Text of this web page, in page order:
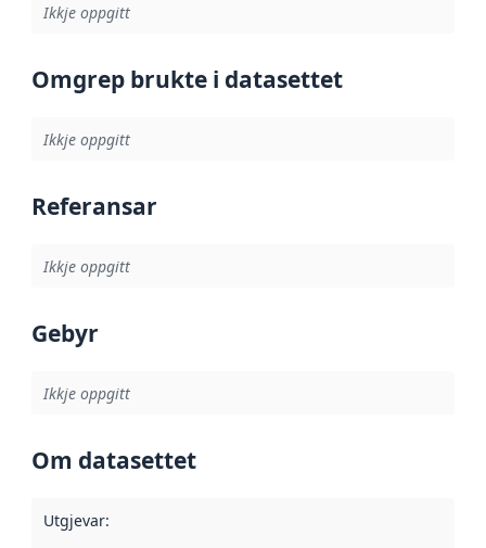
Ikkje oppgitt
Omgrep brukte i datasettet
Ikkje oppgitt
Referansar
Ikkje oppgitt
Gebyr
Ikkje oppgitt
Om datasettet
Utgjevar: